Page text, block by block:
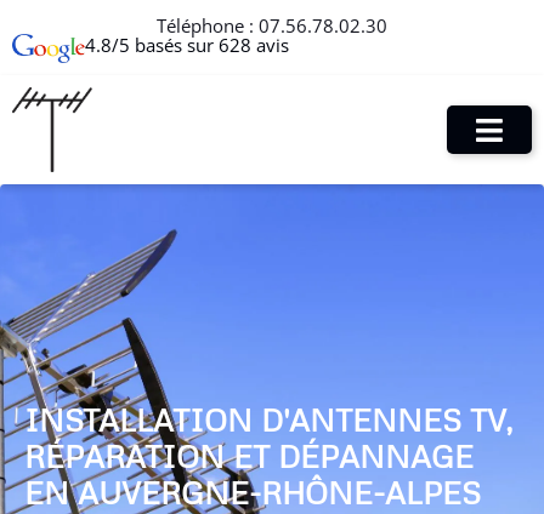
Téléphone : 07.56.78.02.30
4.8/5 basés sur 628 avis
INSTALLATION D'ANTENNES TV,
RÉPARATION ET DÉPANNAGE
EN AUVERGNE-RHÔNE-ALPES